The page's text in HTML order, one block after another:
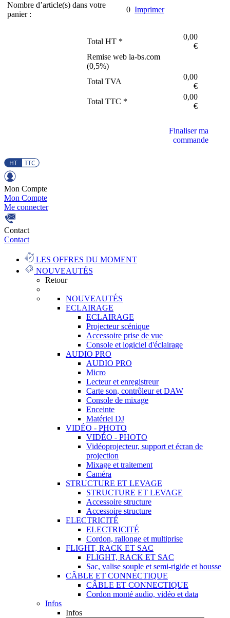
Nombre d’article(s) dans votre
panier :
0 Imprimer
Total HT *
0,00
€
Remise web la-bs.com
(0,5%)
Total TVA
0,00
€
Total TTC *
0,00
€
Finaliser ma
commande
Mon Compte
Mon Compte
Me connecter
Contact
Contact
LES OFFRES DU MOMENT
NOUVEAUTÉS
Retour
NOUVEAUTÉS
ECLAIRAGE
ECLAIRAGE
Projecteur scénique
Accessoire prise de vue
Console et logiciel d'éclairage
AUDIO PRO
AUDIO PRO
Micro
Lecteur et enregistreur
Carte son, contrôleur et DAW
Console de mixage
Enceinte
Matériel DJ
VIDÉO - PHOTO
VIDÉO - PHOTO
Vidéoprojecteur, support et écran de
projection
Mixage et traitement
Caméra
STRUCTURE ET LEVAGE
STRUCTURE ET LEVAGE
Accessoire structure
Accessoire structure
ELECTRICITÉ
ELECTRICITÉ
Cordon, rallonge et multiprise
FLIGHT, RACK ET SAC
FLIGHT, RACK ET SAC
Sac, valise souple et semi-rigide et housse
CÂBLE ET CONNECTIQUE
CÂBLE ET CONNECTIQUE
Cordon monté audio, vidéo et data
Infos
Infos